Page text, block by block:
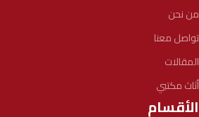
من نحن
تواصل معنا
المقالات
أثاث مكتبي
الأقسام